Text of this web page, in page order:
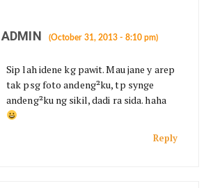
ADMIN (October 31, 2013 - 8:10 pm)
Sip lah idene kg pawit. Mau jane y arep
tak psg foto andeng²ku, tp synge
andeng²ku ng sikil, dadi ra sida. haha
Reply